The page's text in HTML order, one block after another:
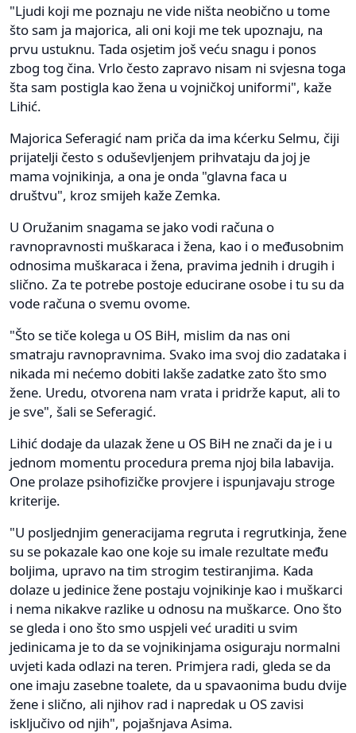
"Ljudi koji me poznaju ne vide ništa neobično u tome
što sam ja majorica, ali oni koji me tek upoznaju, na
prvu ustuknu. Tada osjetim još veću snagu i ponos
zbog tog čina. Vrlo često zapravo nisam ni svjesna toga
šta sam postigla kao žena u vojničkoj uniformi", kaže
Lihić.
Majorica Seferagić nam priča da ima kćerku Selmu, čiji
prijatelji često s oduševljenjem prihvataju da joj je
mama vojnikinja, a ona je onda "glavna faca u
društvu", kroz smijeh kaže Zemka.
U Oružanim snagama se jako vodi računa o
ravnopravnosti muškaraca i žena, kao i o međusobnim
odnosima muškaraca i žena, pravima jednih i drugih i
slično. Za te potrebe postoje educirane osobe i tu su da
vode računa o svemu ovome.
"Što se tiče kolega u OS BiH, mislim da nas oni
smatraju ravnopravnima. Svako ima svoj dio zadataka i
nikada mi nećemo dobiti lakše zadatke zato što smo
žene. Uredu, otvorena nam vrata i pridrže kaput, ali to
je sve", šali se Seferagić.
Lihić dodaje da ulazak žene u OS BiH ne znači da je i u
jednom momentu procedura prema njoj bila labavija.
One prolaze psihofizičke provjere i ispunjavaju stroge
kriterije.
"U posljednjim generacijama regruta i regrutkinja, žene
su se pokazale kao one koje su imale rezultate među
boljima, upravo na tim strogim testiranjima. Kada
dolaze u jedinice žene postaju vojnikinje kao i muškarci
i nema nikakve razlike u odnosu na muškarce. Ono što
se gleda i ono što smo uspjeli već uraditi u svim
jedinicama je to da se vojnikinjama osiguraju normalni
uvjeti kada odlazi na teren. Primjera radi, gleda se da
one imaju zasebne toalete, da u spavaonima budu dvije
žene i slično, ali njihov rad i napredak u OS zavisi
isključivo od njih", pojašnjava Asima.